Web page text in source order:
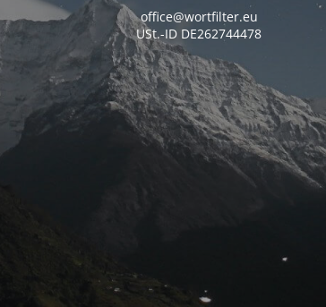
office@wortfilter.eu
USt.-ID DE262744478